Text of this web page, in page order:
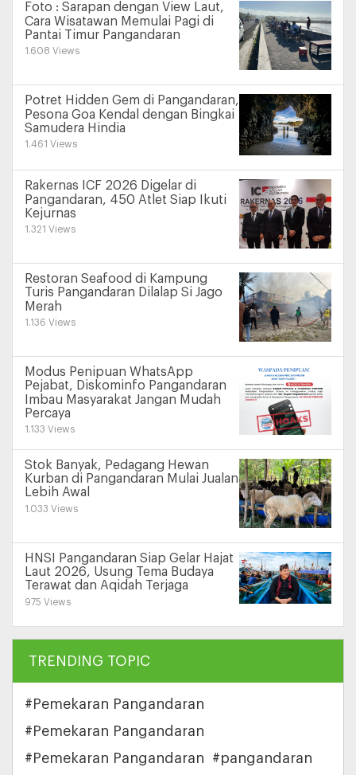
Foto : Sarapan dengan View Laut,
Cara Wisatawan Memulai Pagi di
Pantai Timur Pangandaran
1.608 Views
Potret Hidden Gem di Pangandaran,
Pesona Goa Kendal dengan Bingkai
Samudera Hindia
1.461 Views
Rakernas ICF 2026 Digelar di
Pangandaran, 450 Atlet Siap Ikuti
Kejurnas
1.321 Views
Restoran Seafood di Kampung
Turis Pangandaran Dilalap Si Jago
Merah
1.136 Views
Modus Penipuan WhatsApp
Pejabat, Diskominfo Pangandaran
Imbau Masyarakat Jangan Mudah
Percaya
1.133 Views
Stok Banyak, Pedagang Hewan
Kurban di Pangandaran Mulai Jualan
Lebih Awal
1.033 Views
HNSI Pangandaran Siap Gelar Hajat
Laut 2026, Usung Tema Budaya
Terawat dan Aqidah Terjaga
975 Views
TRENDING TOPIC
#Pemekaran Pangandaran
#Pemekaran Pangandaran
#Pemekaran Pangandaran
#pangandaran